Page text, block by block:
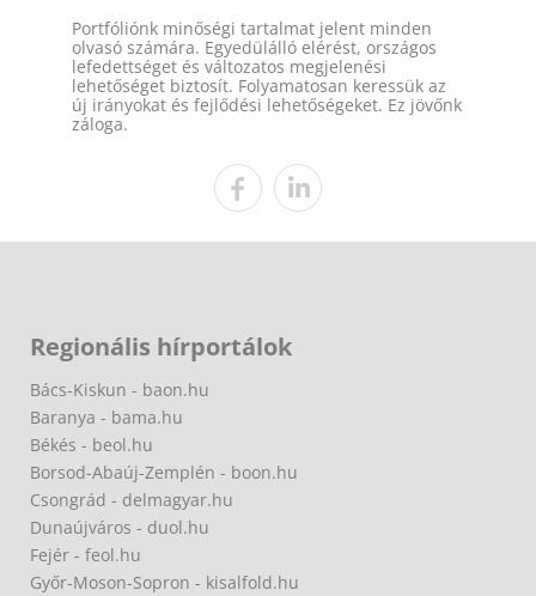
Portfóliónk minőségi tartalmat jelent minden
olvasó számára. Egyedülálló elérést, országos
lefedettséget és változatos megjelenési
lehetőséget biztosít. Folyamatosan keressük az
új irányokat és fejlődési lehetőségeket. Ez jövőnk
záloga.
Regionális hírportálok
Bács-Kiskun - baon.hu
Baranya - bama.hu
Békés - beol.hu
Borsod-Abaúj-Zemplén - boon.hu
Csongrád - delmagyar.hu
Dunaújváros - duol.hu
Fejér - feol.hu
Győr-Moson-Sopron - kisalfold.hu